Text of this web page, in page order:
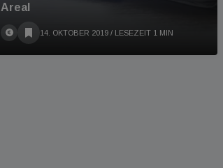
Areal
14. OKTOBER 2019 / LESEZEIT 1 MIN